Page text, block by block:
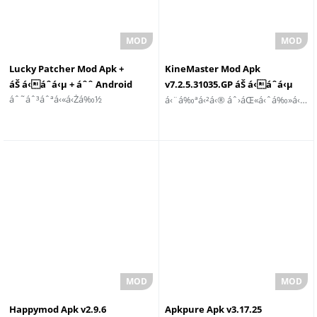
Lucky Patcher Mod Apk +
áŠ á‹áˆ­á‹µ + áˆˆ Android
áˆ˜áˆ³áˆªá‹«á‹Žá‰½
KineMaster Mod Apk
v7.2.5.31035.GP áŠ á‹áˆ­á‹µ
áˆˆáŠ áŠ•á‹µáˆ®á‹­á‹µ
á‹¨á‰ªá‹²á‹® áˆ›áŒ«á‹ˆá‰»á‹Žá‰½ áŠ¥áŠ“ áŠ áˆ­á‰³áŠ¢á‹Žá‰½
Happymod Apk v2.9.6
Apkpure Apk v3.17.25